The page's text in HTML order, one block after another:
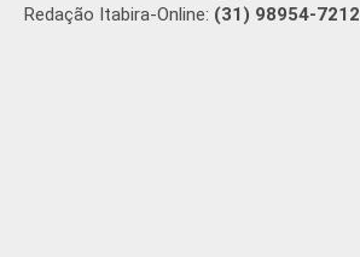
Redação Itabira-Online: (31) 98954-7212